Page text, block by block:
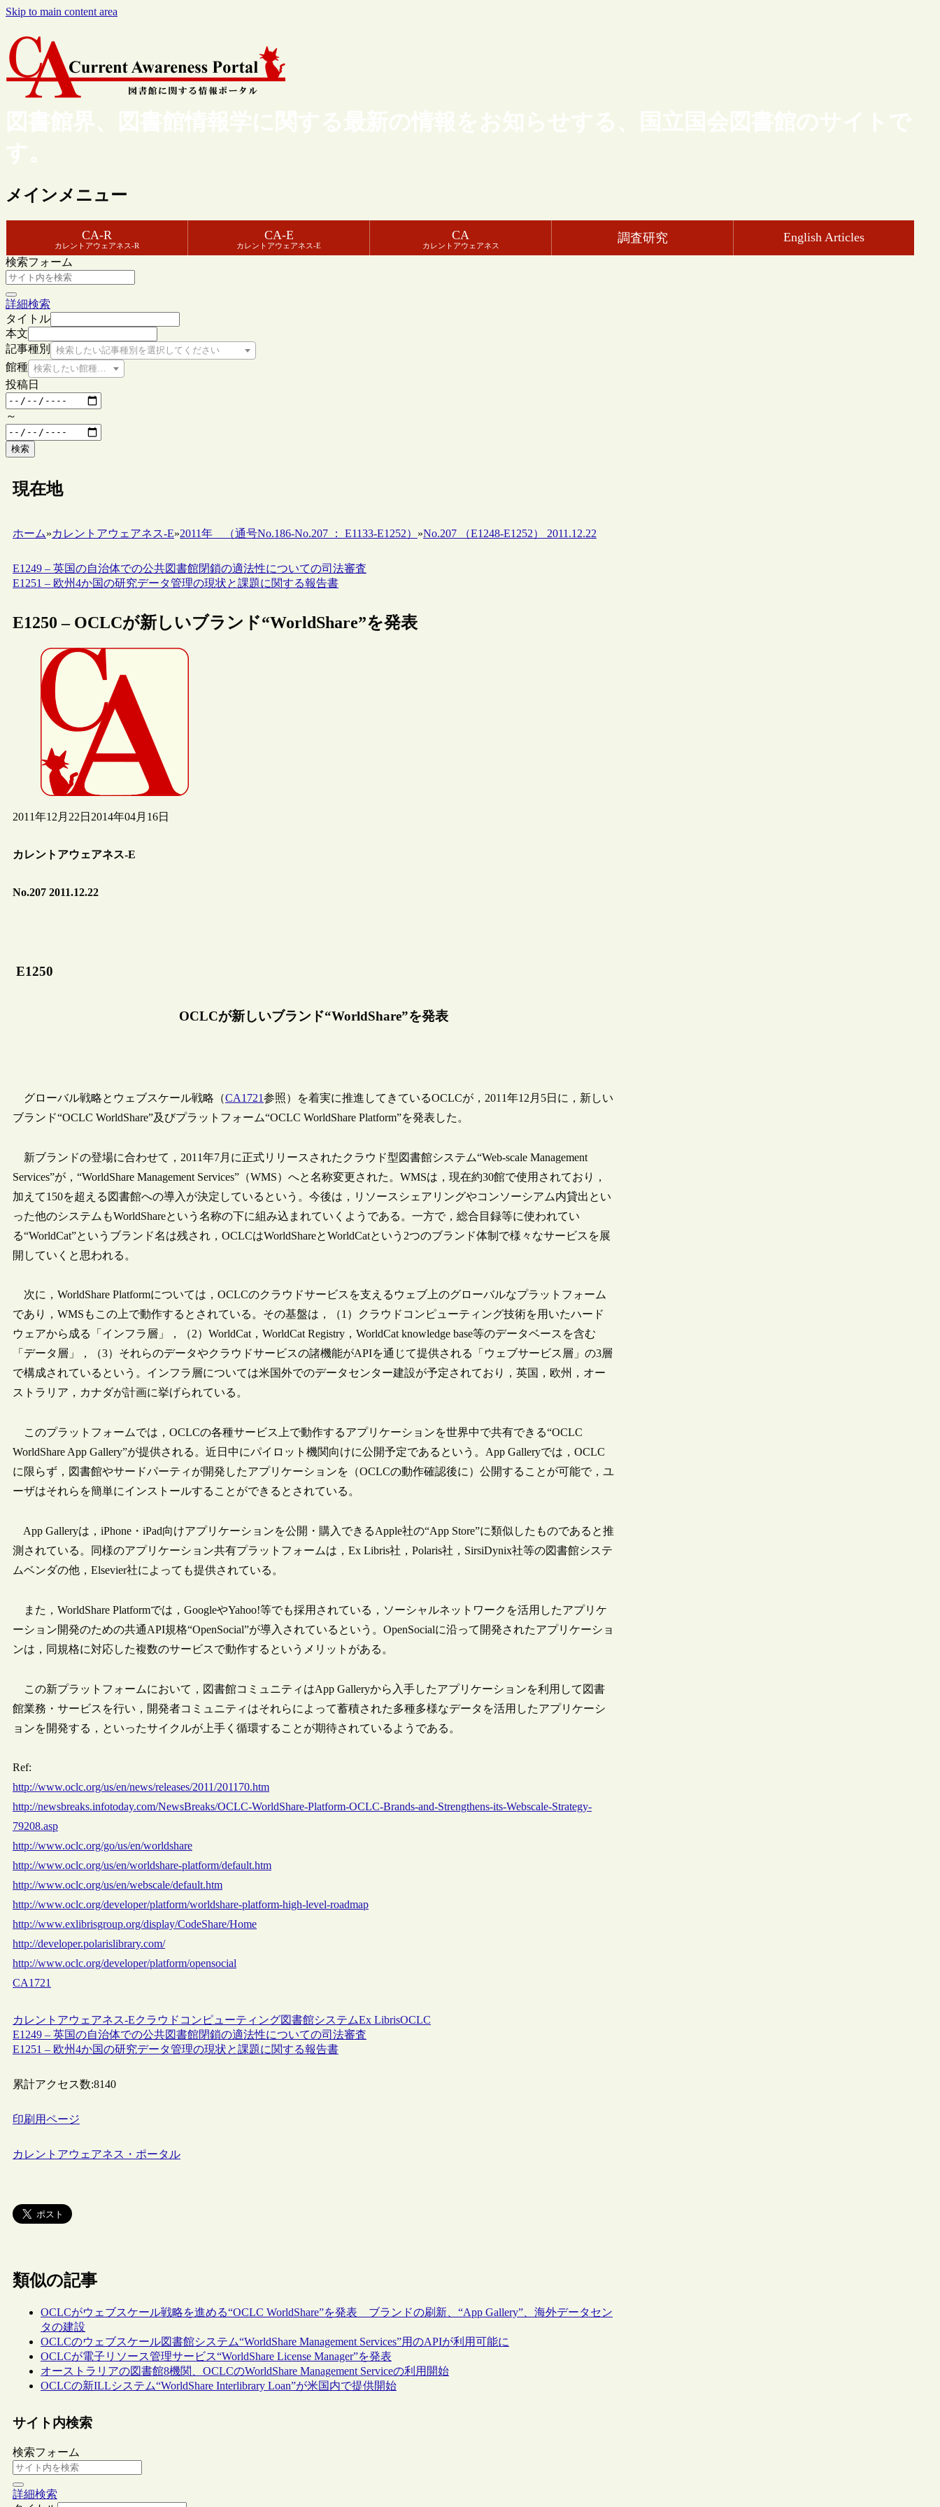
Skip to main content area
図書館界、図書館情報学に関する最新の情報をお知らせする、国立国会図書館のサイトで
す。
メインメニュー
CA-R
カレントアウェアネス-R
CA-E
カレントアウェアネス-E
CA
カレントアウェアネス
調査研究 English Articles
検索フォーム
詳細検索
タイトル
本文
記事種別
検索したい記事種別を選択してください
館種 検索したい館種を選択してください
投稿日
～
検索
現在地
ホーム»カレントアウェアネス-E»2011年 （通号No.186-No.207 ： E1133-E1252） »No.207 （E1248-E1252） 2011.12.22
E1249 – 英国の自治体での公共図書館閉鎖の適法性についての司法審査
E1251 – 欧州4か国の研究データ管理の現状と課題に関する報告書
E1250 – OCLCが新しいブランド“WorldShare”を発表
2011年12月22日 2014年04月16日
カレントアウェアネス-E
No.207 2011.12.22
E1250
OCLCが新しいブランド“WorldShare”を発表
グローバル戦略とウェブスケール戦略（CA1721参照）を着実に推進してきているOCLCが，2011年12月5日に，新しい
ブランド“OCLC WorldShare”及びプラットフォーム“OCLC WorldShare Platform”を発表した。
新ブランドの登場に合わせて，2011年7月に正式リリースされたクラウド型図書館システム“Web-scale Management
Services”が，“WorldShare Management Services”（WMS）へと名称変更された。WMSは，現在約30館で使用されており，
加えて150を超える図書館への導入が決定しているという。今後は，リソースシェアリングやコンソーシアム内貸出とい
った他のシステムもWorldShareという名称の下に組み込まれていくようである。一方で，総合目録等に使われてい
る“WorldCat”というブランド名は残され，OCLCはWorldShareとWorldCatという2つのブランド体制で様々なサービスを展
開していくと思われる。
次に，WorldShare Platformについては，OCLCのクラウドサービスを支えるウェブ上のグローバルなプラットフォーム
であり，WMSもこの上で動作するとされている。その基盤は，（1）クラウドコンピューティング技術を用いたハード
ウェアから成る「インフラ層」，（2）WorldCat，WorldCat Registry，WorldCat knowledge base等のデータベースを含む
「データ層」，（3）それらのデータやクラウドサービスの諸機能がAPIを通じて提供される「ウェブサービス層」の3層
で構成されているという。インフラ層については米国外でのデータセンター建設が予定されており，英国，欧州，オー
ストラリア，カナダが計画に挙げられている。
このプラットフォームでは，OCLCの各種サービス上で動作するアプリケーションを世界中で共有できる“OCLC
WorldShare App Gallery”が提供される。近日中にパイロット機関向けに公開予定であるという。App Galleryでは，OCLC
に限らず，図書館やサードパーティが開発したアプリケーションを（OCLCの動作確認後に）公開することが可能で，ユ
ーザはそれらを簡単にインストールすることができるとされている。
App Galleryは，iPhone・iPad向けアプリケーションを公開・購入できるApple社の“App Store”に類似したものであると推
測されている。同様のアプリケーション共有プラットフォームは，Ex Libris社，Polaris社，SirsiDynix社等の図書館システ
ムベンダの他，Elsevier社によっても提供されている。
また，WorldShare Platformでは，GoogleやYahoo!等でも採用されている，ソーシャルネットワークを活用したアプリケ
ーション開発のための共通API規格“OpenSocial”が導入されているという。OpenSocialに沿って開発されたアプリケーショ
ンは，同規格に対応した複数のサービスで動作するというメリットがある。
この新プラットフォームにおいて，図書館コミュニティはApp Galleryから入手したアプリケーションを利用して図書
館業務・サービスを行い，開発者コミュニティはそれらによって蓄積された多種多様なデータを活用したアプリケーシ
ョンを開発する，といったサイクルが上手く循環することが期待されているようである。
Ref:
http://www.oclc.org/us/en/news/releases/2011/201170.htm
http://newsbreaks.infotoday.com/NewsBreaks/OCLC-WorldShare-Platform-OCLC-Brands-and-Strengthens-its-Webscale-Strategy-
79208.asp
http://www.oclc.org/go/us/en/worldshare
http://www.oclc.org/us/en/worldshare-platform/default.htm
http://www.oclc.org/us/en/webscale/default.htm
http://www.oclc.org/developer/platform/worldshare-platform-high-level-roadmap
http://www.exlibrisgroup.org/display/CodeShare/Home
http://developer.polarislibrary.com/
http://www.oclc.org/developer/platform/opensocial
CA1721
カレントアウェアネス-Eクラウドコンピューティング図書館システムEx LibrisOCLC
E1249 – 英国の自治体での公共図書館閉鎖の適法性についての司法審査
E1251 – 欧州4か国の研究データ管理の現状と課題に関する報告書
累計アクセス数:8140
印刷用ページ
カレントアウェアネス・ポータル
類似の記事
OCLCがウェブスケール戦略を進める“OCLC WorldShare”を発表 ブランドの刷新、“App Gallery”、海外データセン
タの建設
OCLCのウェブスケール図書館システム“WorldShare Management Services”用のAPIが利用可能に
OCLCが電子リソース管理サービス“WorldShare License Manager”を発表
オーストラリアの図書館8機関、OCLCのWorldShare Management Serviceの利用開始
OCLCの新ILLシステム“WorldShare Interlibrary Loan”が米国内で提供開始
サイト内検索
検索フォーム
詳細検索